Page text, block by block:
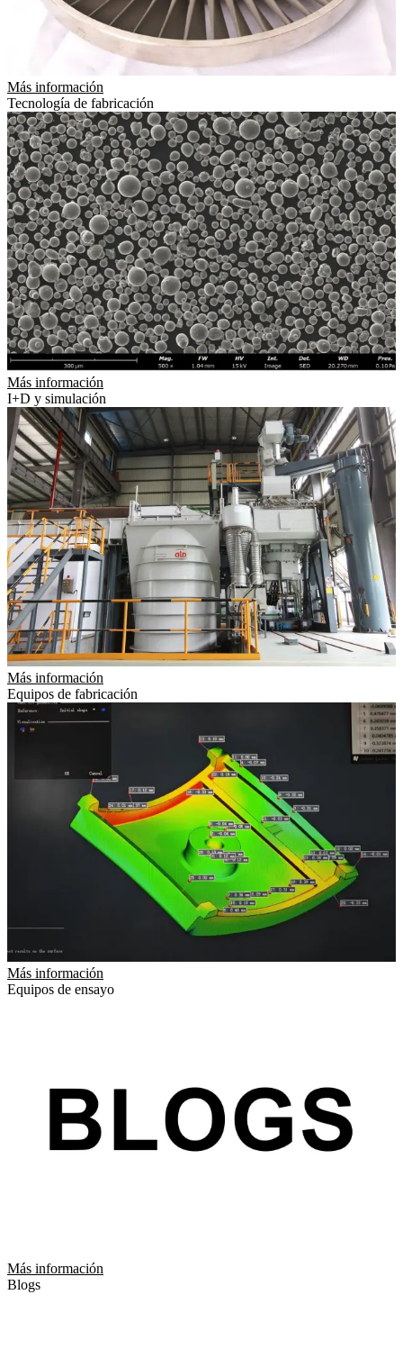
Más información
Tecnología de fabricación
Más información
I+D y simulación
Más información
Equipos de fabricación
Más información
Equipos de ensayo
Más información
Blogs